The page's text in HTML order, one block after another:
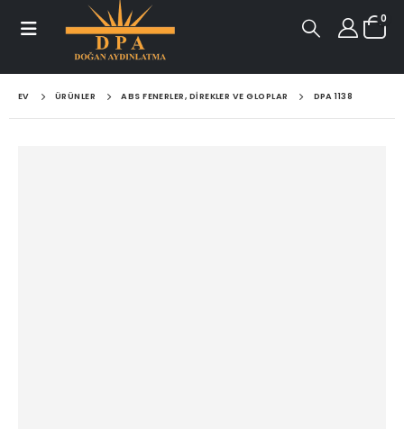
0
EV ÜRÜNLER ABS FENERLER, DIREKLER VE GLOPLAR DPA 1138